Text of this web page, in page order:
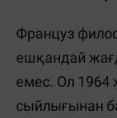
Француз
ешқандай
емес. Ол
сыйлығынан